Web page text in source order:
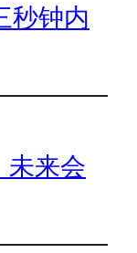
秒钟内
未来会